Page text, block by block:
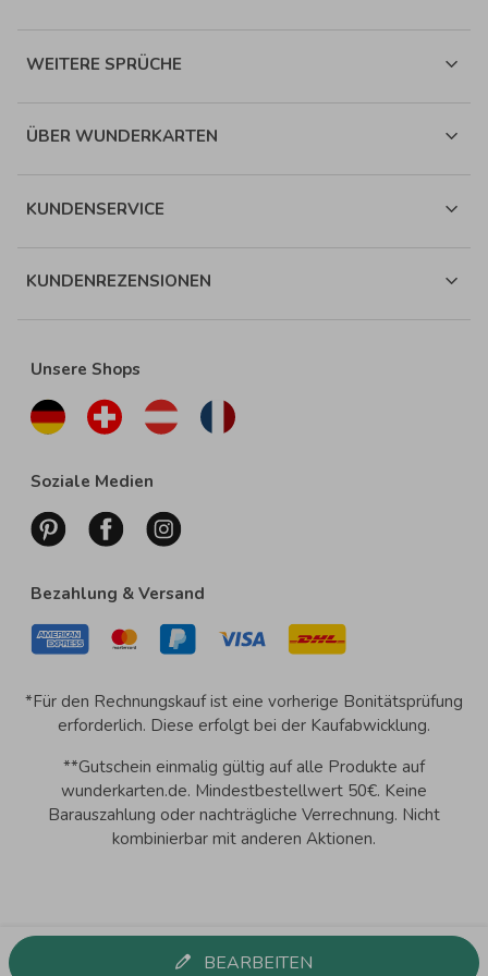
BEARBEITEN
WEITERE SPRÜCHE
ÜBER WUNDERKARTEN
KUNDENSERVICE
KUNDENREZENSIONEN
Unsere Shops
Soziale Medien
Bezahlung & Versand
*Für den Rechnungskauf ist eine vorherige Bonitätsprüfung
erforderlich. Diese erfolgt bei der Kaufabwicklung.
**Gutschein einmalig gültig auf alle Produkte auf
wunderkarten.de. Mindestbestellwert 50€. Keine
Barauszahlung oder nachträgliche Verrechnung. Nicht
kombinierbar mit anderen Aktionen.